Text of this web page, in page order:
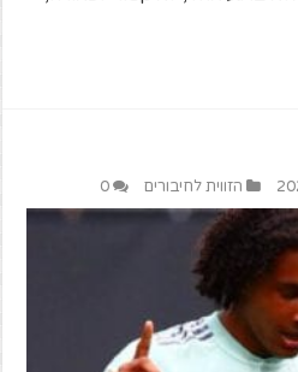
הזווית לחיבורים 0